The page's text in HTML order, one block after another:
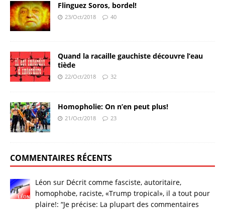
Flinguez Soros, bordel!
23/Oct/2018 40
Quand la racaille gauchiste découvre l’eau
tiède
22/Oct/2018 32
Homopholie: On n’en peut plus!
21/Oct/2018 23
COMMENTAIRES RÉCENTS
Léon sur Décrit comme fasciste, autoritaire,
homophobe, raciste, «Trump tropical», il a tout pour
plaire!: “Je précise: La plupart des commentaires